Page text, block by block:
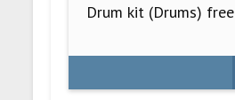
Drum kit (Drums) free